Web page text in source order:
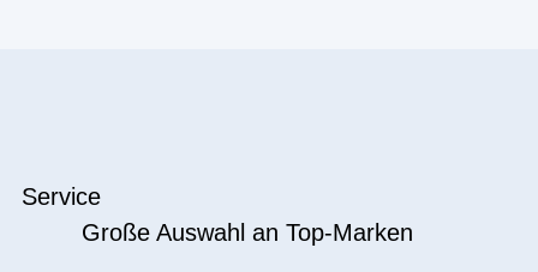
Service
Große Auswahl an Top-Marken